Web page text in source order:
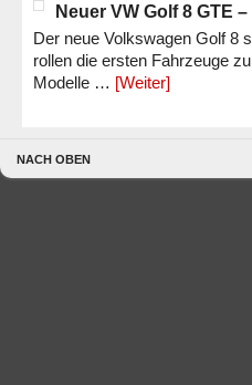
Neuer VW Golf 8 GTE
Der neue Volkswagen Golf 8
rollen die ersten Fahrzeuge
Modelle … [Weiter]
NACH OBEN